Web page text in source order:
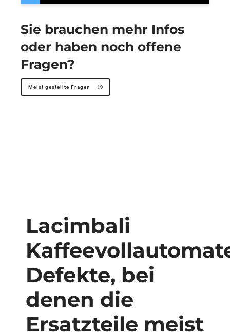
Sie brauchen mehr Infos
oder haben noch offene
Fragen?
Meist gestellte Fragen
Lacimbali
Defekte, bei
denen die
Ersatzteile meist